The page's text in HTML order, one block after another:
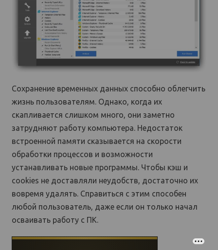
Сохранение временных данных способно облегчить
жизнь пользователям. Однако, когда их
скапливается слишком много, они заметно
затрудняют работу компьютера. Недостаток
встроенной памяти сказывается на скорости
обработки процессов и возможности
устанавливать новые программы. Чтобы кэш и
cookies не доставляли неудобств, достаточно их
вовремя удалять. Справиться с этим способен
любой пользователь, даже если он только начал
осваивать работу с ПК.